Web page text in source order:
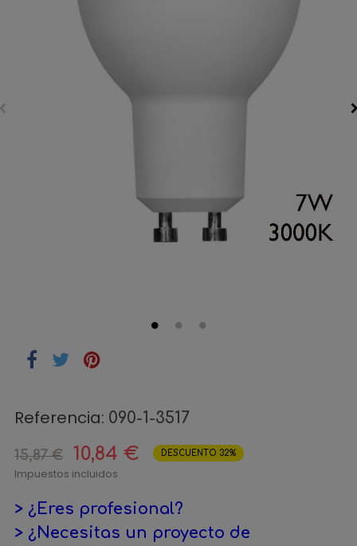
Referencia: 090-1-3517
15,87 € 10,84 € DESCUENTO 32%
Impuestos incluidos
> ¿Eres profesional?
> ¿Necesitas un proyecto de